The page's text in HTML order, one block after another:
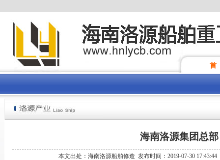
首
海南洛源集团总部
本文出处：海南洛源船舶修造 发布时间：2019-07-30